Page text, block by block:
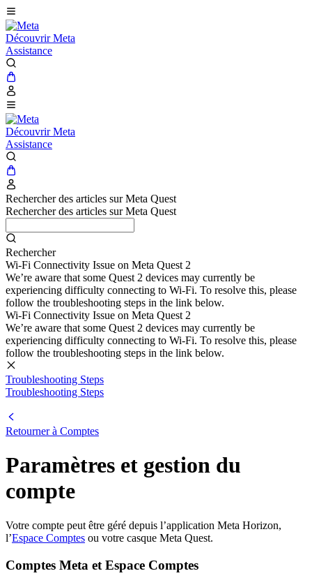
Découvrir Meta
Assistance
Découvrir Meta
Assistance
Rechercher des articles sur Meta Quest
Rechercher des articles sur Meta Quest
Rechercher
Wi-Fi Connectivity Issue on Meta Quest 2
We’re aware that some Quest 2 devices may currently be
experiencing difficulty connecting to Wi-Fi. To resolve this, please
follow the troubleshooting steps in the link below.
Wi-Fi Connectivity Issue on Meta Quest 2
We’re aware that some Quest 2 devices may currently be
experiencing difficulty connecting to Wi-Fi. To resolve this, please
follow the troubleshooting steps in the link below.
Troubleshooting Steps
Troubleshooting Steps
Retourner à Comptes
Paramètres et gestion du
compte
Votre compte peut être géré depuis l’application Meta Horizon,
l’Espace Comptes ou votre casque Meta Quest.
Comptes Meta et Espace Comptes